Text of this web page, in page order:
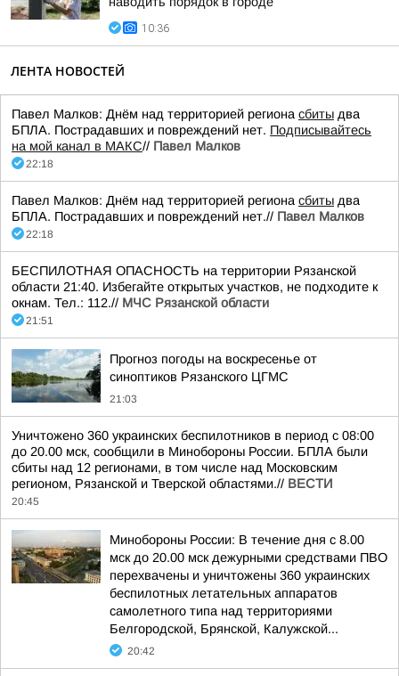
10:36
ЛЕНТА НОВОСТЕЙ
Павел Малков: Днём над территорией региона сбиты два
БПЛА. Пострадавших и повреждений нет. Подписывайтесь
на мой канал в МАКС// Павел Малков
22:18
Павел Малков: Днём над территорией региона сбиты два
БПЛА. Пострадавших и повреждений нет.// Павел Малков
22:18
БЕСПИЛОТНАЯ ОПАСНОСТЬ на территории Рязанской
области 21:40. Избегайте открытых участков, не подходите к
окнам. Тел.: 112.// МЧС Рязанской области
21:51
Прогноз погоды на воскресенье от
синоптиков Рязанского ЦГМС
21:03
Уничтожено 360 украинских беспилотников в период с 08:00
до 20.00 мск, сообщили в Минобороны России. БПЛА были
сбиты над 12 регионами, в том числе над Московским
регионом, Рязанской и Тверской областями.// ВЕСТИ
20:45
Минобороны России: В течение дня с 8.00
мск до 20.00 мск дежурными средствами ПВО
перехвачены и уничтожены 360 украинских
беспилотных летательных аппаратов
самолетного типа над территориями
Белгородской, Брянской, Калужской...
20:42